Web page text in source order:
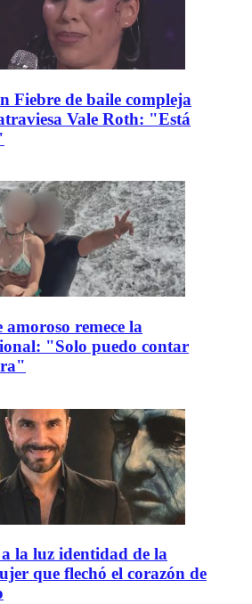
Fiebre de baile compleja
Vale Roth: "Está
remece la
"Solo puedo contar
la luz identidad de la
que flechó el corazón de